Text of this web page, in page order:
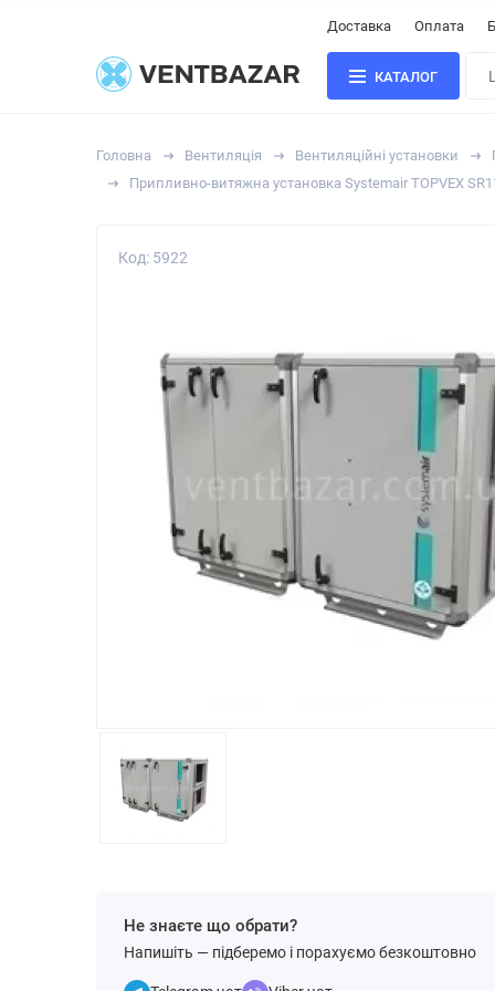
Доставка Оплата
КАТАЛОГ
Головна Вентиляція Вентиляційні установки
Припливно-витяжна установка Systemair TOPVEX
Код: 5922
Не знаєте що обрати?
Напишіть — підберемо і порахуємо безкоштовно